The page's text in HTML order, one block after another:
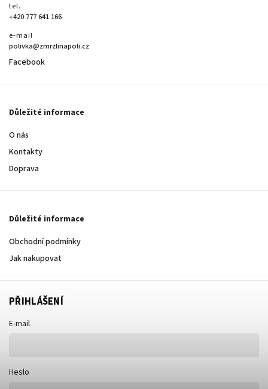
tel.
+420 777 641 166
e-mail
polivka@zmrzlinapoli.cz
Facebook
Důležité informace
O nás
Kontakty
Doprava
Důležité informace
Obchodní podmínky
Jak nakupovat
PŘIHLÁŠENÍ
E-mail
Heslo